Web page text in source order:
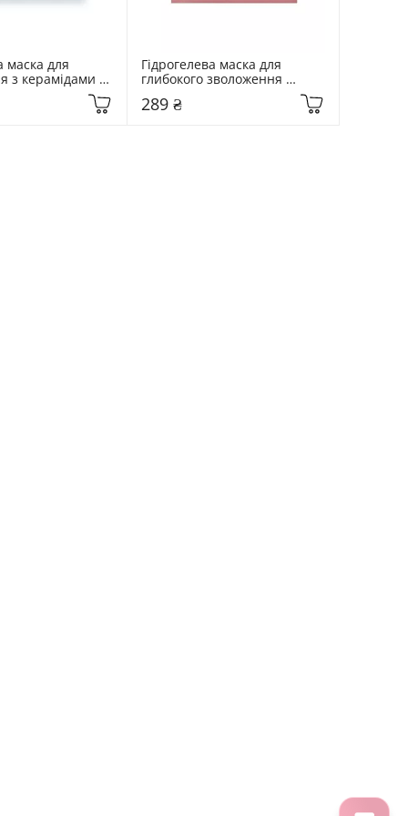
маска для
з керамідами та
Cera-Nol Real
Гідрогелева маска для
глибокого зволоження
Biodance Bio-Collagen Real
Deep Mask 34 мл
289 ₴